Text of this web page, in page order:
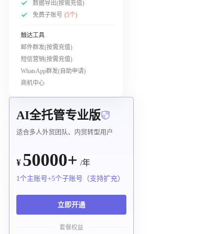
数据导出(按需充值)
免费子账号 (5个)
触达工具
邮件群发(按需充值)
短信营销(按需充值)
WhatsApp群发(自助申请)
商机中心
AI全托管专业版
适合多人外贸团队、内贸转型用户
¥ 50000+ /年
1个主账号+5个子账号（支持扩充）
立即开通
套餐权益